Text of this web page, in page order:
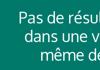
Pas de
dans une
même